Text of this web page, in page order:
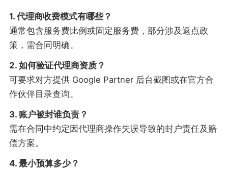
1. 代理商收费模式有哪些？
通常包含服务费比例或固定服务费，部分涉及返点政
策，需合同明确。
2. 如何验证代理商资质？
可要求对方提供 Google Partner 后台截图或在官方合
作伙伴目录查询。
3. 账户被封谁负责？
需在合同中约定因代理商操作失误导致的封户责任及赔
偿方案。
4. 最小预算多少？